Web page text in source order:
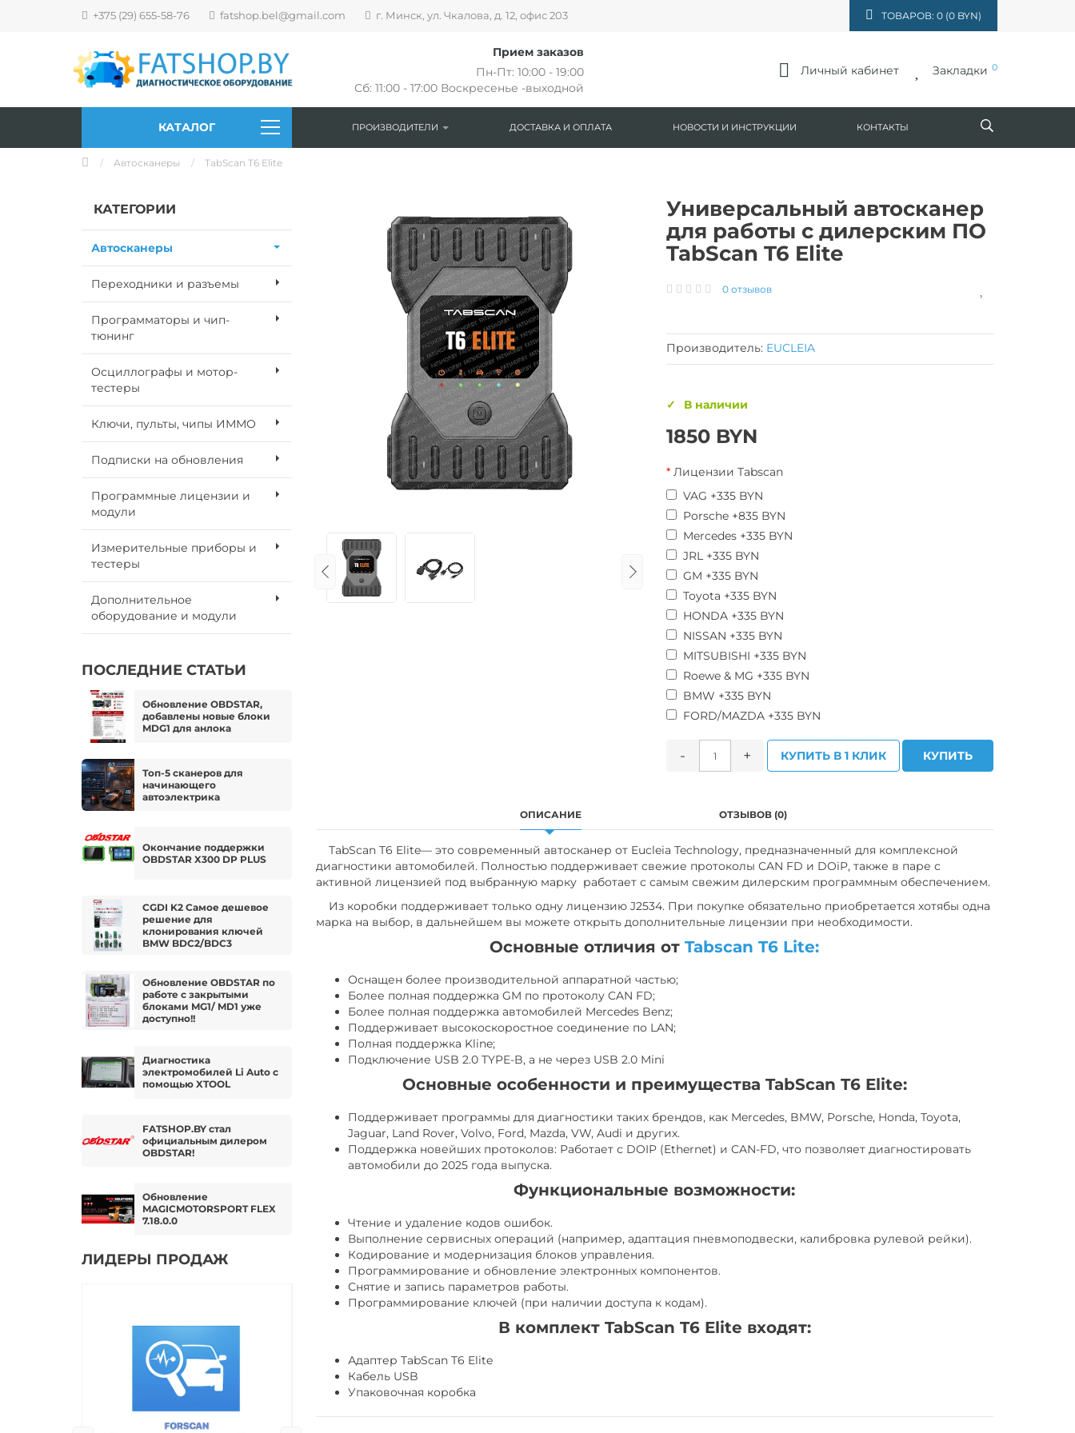
+375 (29) 655-58-76 fatshop.bel@gmail.com г. Минск, ул. Чкалова, д. 12, офис 203 ТОВАРОВ: 0 (0 BYN)
Прием заказов
Пн-Пт: 10:00 - 19:00
Сб: 11:00 - 17:00 Воскресенье -выходной
Личный кабинет Закладки 0
КАТАЛОГ ПРОИЗВОДИТЕЛИ ДОСТАВКА И ОПЛАТА НОВОСТИ И ИНСТРУКЦИИ КОНТАКТЫ
Автосканеры TabScan T6 Elite
КАТЕГОРИИ
Автосканеры
Переходники и разъемы
Программаторы и чип-
тюнинг
Осциллографы и мотор-
тестеры
Ключи, пульты, чипы ИММО
Подписки на обновления
Программные лицензии и
модули
Измерительные приборы и
тестеры
Дополнительное
оборудование и модули
ПОСЛЕДНИЕ СТАТЬИ
Обновление OBDSTAR,
добавлены новые блоки
MDG1 для анлока
Топ-5 сканеров для
начинающего
автоэлектрика
Окончание поддержки
OBDSTAR X300 DP PLUS
CGDI K2 Самое дешевое
решение для
клонирования ключей
BMW BDC2/BDC3
Обновление OBDSTAR по
работе с закрытыми
блоками MG1/ MD1 уже
доступно!!
Диагностика
электромобилей Li Auto с
помощью XTOOL
FATSHOP.BY стал
официальным дилером
OBDSTAR!
Обновление
MAGICMOTORSPORT FLEX
7.18.0.0
ЛИДЕРЫ ПРОДАЖ
Хит
Универсальный автосканер
для работы с дилерским ПО
TabScan T6 Elite
0 отзывов
Производитель: EUCLEIA
В наличии
1850 BYN
Лицензии Tabscan
VAG +335 BYN
Porsche +835 BYN
Mercedes +335 BYN
JRL +335 BYN
GM +335 BYN
Toyota +335 BYN
HONDA +335 BYN
NISSAN +335 BYN
MITSUBISHI +335 BYN
Roewe & MG +335 BYN
BMW +335 BYN
FORD/MAZDA +335 BYN
- + КУПИТЬ В 1 КЛИК КУПИТЬ
ОПИСАНИЕ ОТЗЫВОВ (0)
TabScan T6 Elite— это современный автосканер от Eucleia Technology, предназначенный для комплексной
диагностики автомобилей. Полностью поддерживает свежие протоколы CAN FD и DOiP, также в паре с
активной лицензией под выбранную марку работает с самым свежим дилерским программным обеспечением.
Из коробки поддерживает только одну лицензию J2534. При покупке обязательно приобретается хотябы одна
марка на выбор, в дальнейшем вы можете открыть дополнительные лицензии при необходимости.
Основные отличия отTabscan T6 Lite:
Оснащен более производительной аппаратной частью;
Более полная поддержка GM по протоколу CAN FD;
Более полная поддержка автомобилей Mercedes Benz;
Поддерживает высокоскоростное соединение по LAN;
Полная поддержка Kline;
Подключение USB 2.0 TYPE-B, а не через USB 2.0 Mini
Основные особенности и преимущества TabScan T6 Elite:
Поддерживает программы для диагностики таких брендов, как Mercedes, BMW, Porsche, Honda, Toyota,
Jaguar, Land Rover, Volvo, Ford, Mazda, VW, Audi и других.
Поддержка новейших протоколов: Работает с DOIP (Ethernet) и CAN-FD, что позволяет диагностировать
автомобили до 2025 года выпуска.
Функциональные возможности:
Чтение и удаление кодов ошибок.
Выполнение сервисных операций (например, адаптация пневмоподвески, калибровка рулевой рейки).
Кодирование и модернизация блоков управления.
Программирование и обновление электронных компонентов.
Снятие и запись параметров работы.
Программирование ключей (при наличии доступа к кодам).
В комплект TabScan T6 Elite входят:
Адаптер TabScan T6 Elite
Кабель USB
Упаковочная коробка